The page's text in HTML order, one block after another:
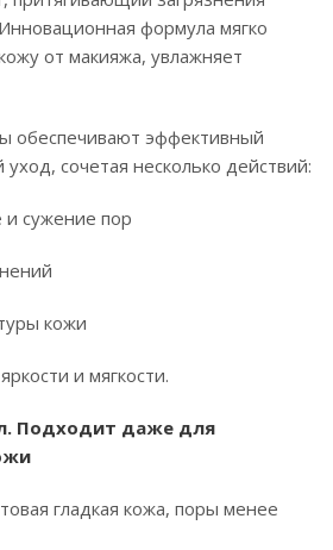
формула мягко
от макияжа, увлажняет
обеспечивают эффективный
сочетая несколько действий:
сужение пор
кожи
и мягкости.
Подходит даже для
гладкая кожа, поры менее